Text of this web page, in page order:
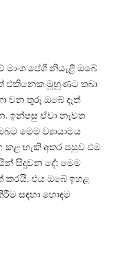
පේශී නියැළී ඔබේ
එකිනෙක මුහුණට තබා
වන තුරු ඔබේ දෑත්
ඉන්පසු ඒවා නැවත
මෙම ව්‍යායාමය
හැකි අතර පසුව එම
සිදුවන දේ: මෙම
කරයි. එය ඔබේ ඉහළ
සඳහා හොඳම